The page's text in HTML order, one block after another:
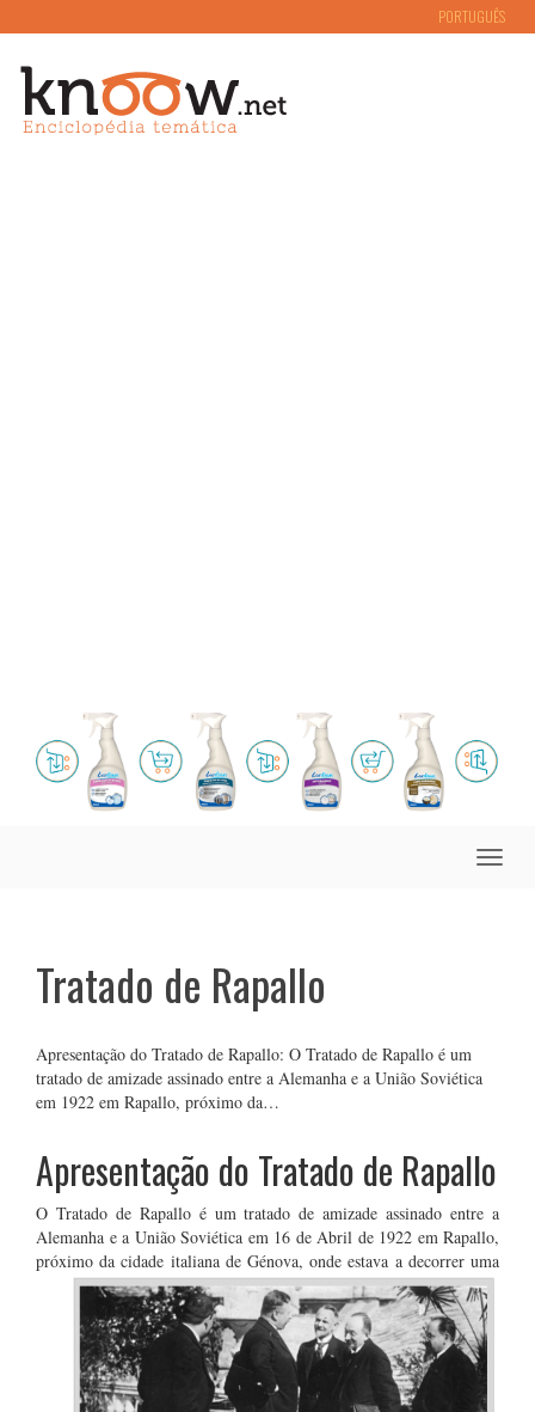
PORTUGUÊS
Toggle
Tratado de Rapallo
Apresentação do Tratado de Rapallo: O Tratado de Rapallo é um
tratado de amizade assinado entre a Alemanha e a União Soviética
em 1922 em Rapallo, próximo da…
Apresentação do Tratado de Rapallo
O Tratado de Rapallo é um tratado de amizade assinado entre a
Alemanha e a União Soviética em 16 de Abril de 1922 em Rapallo,
próximo da cidade italiana de Génova, onde estava a decorrer uma